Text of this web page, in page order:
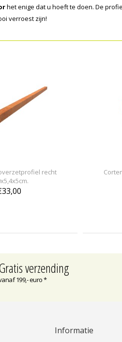
het enige dat u hoeft te doen. De
verroest zijn!
recht
verzending
199,- euro *
Informatie